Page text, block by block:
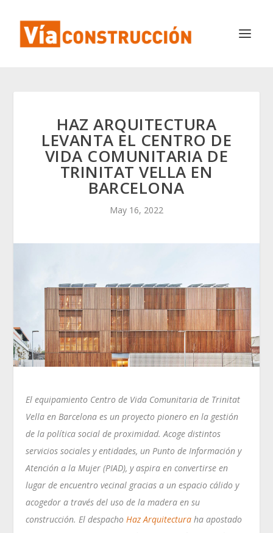
HAZ ARQUITECTURA
LEVANTA EL CENTRO DE
VIDA COMUNITARIA DE
TRINITAT VELLA EN
BARCELONA
May 16, 2022
El equipamiento Centro de Vida Comunitaria de Trinitat
Vella en Barcelona es un proyecto pionero en la gestión
de la política social de proximidad. Acoge distintos
servicios sociales y entidades, un Punto de Información y
Atención a la Mujer (PIAD), y aspira en convertirse en
lugar de encuentro vecinal gracias a un espacio cálido y
acogedor a través del uso de la madera en su
construcción. El despacho Haz Arquitectura ha apostado